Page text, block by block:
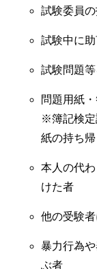
試験委員
試験中に
試験問題
問題用紙
※簿記検定
紙の持ち帰
本人の代
けた者
他の受験
暴力行為
ぶ者